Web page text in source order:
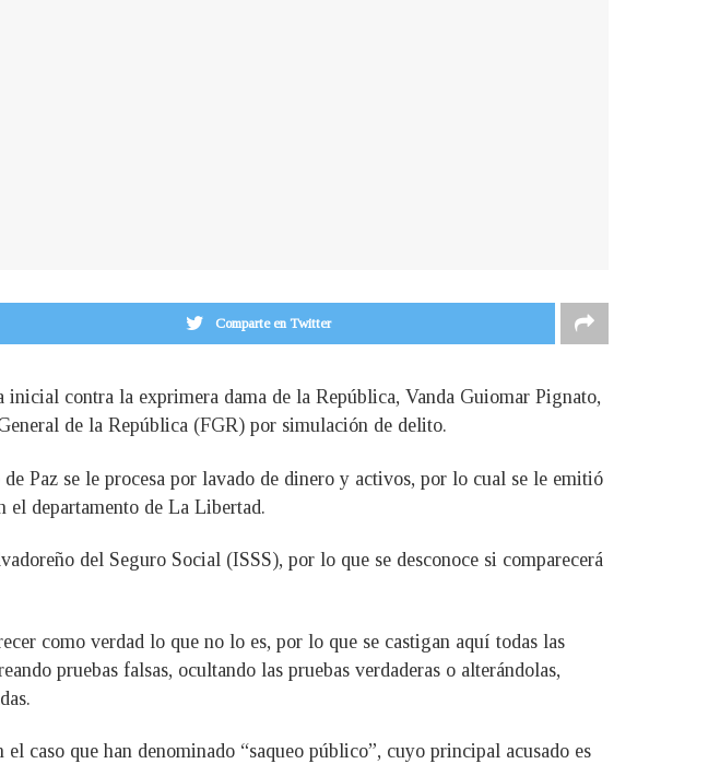
Comparte en Twitter
contra la exprimera dama de la República, Vanda Guiomar Pignato,
de la República (FGR) por simulación de delito.
Paz se le procesa por lavado de dinero y activos, por lo cual se le emitió
el departamento de La Libertad.
del Seguro Social (ISSS), por lo que se desconoce si comparecerá
como verdad lo que no lo es, por lo que se castigan aquí todas las
pruebas falsas, ocultando las pruebas verdaderas o alterándolas,
caso que han denominado “saqueo público”, cuyo principal acusado es